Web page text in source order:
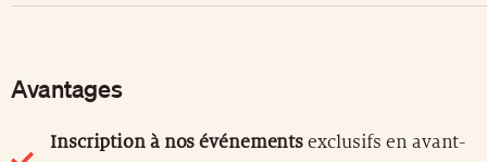
Avantages
Inscription à nos événements exclusifs en avant-